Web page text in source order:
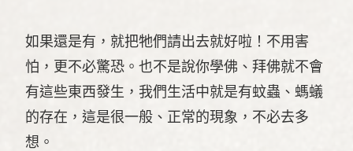
如果還是有，就把牠們請出去就好啦！不用害
怕，更不必驚恐。也不是說你學佛、拜佛就不會
有這些東西發生，我們生活中就是有蚊蟲、螞蟻
的存在，這是很一般、正常的現象，不必去多
想。